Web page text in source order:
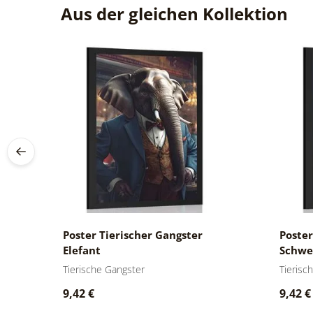
Aus der gleichen Kollektion
Poster Tierischer Gangster
Elefant
Tierische Gangster
9,42 € 9,42 €